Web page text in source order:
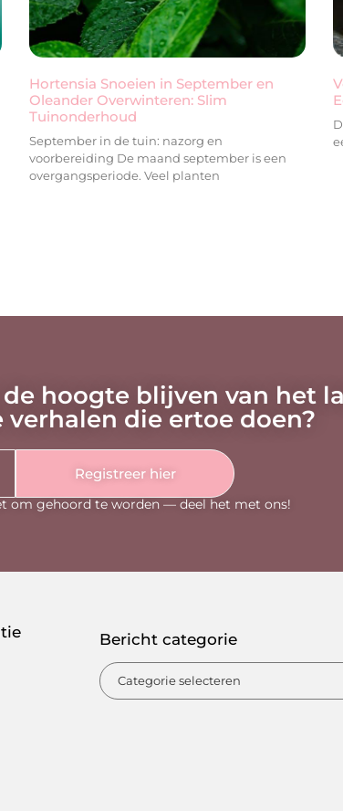
Hortensia Snoeien in September en
Oleander Overwinteren: Slim
Tuinonderhoud
September in de tuin: nazorg en
voorbereiding De maand september is een
overgangsperiode. Veel planten
hoogte blijven van het
die ertoe doen?
Registreer hier
om gehoord te worden — deel het met ons!
Bericht categorie